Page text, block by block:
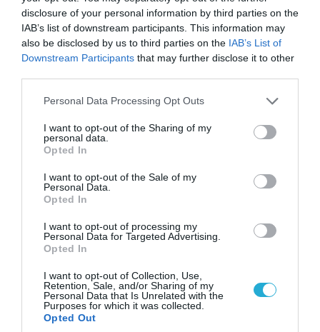
disclosure of your personal information by third parties on the
IAB’s list of downstream participants. This information may
also be disclosed by us to third parties on the IAB’s List of
Downstream Participants that may further disclose it to other
Please note that this website/app uses one or more Google
not limited to your visit or usage behaviour. You may click to
grant or deny consent to Google and its third-party tags to
use your data for below specified purposes in below Google
consent section.
Personal Data Processing Opt Outs
I want to opt-out of the Sharing of my
personal data.
Opted In
I want to opt-out of the Sale of my
Personal Data.
Opted In
I want to opt-out of processing my
Personal Data for Targeted Advertising.
Opted In
I want to opt-out of Collection, Use,
Retention, Sale, and/or Sharing of my
Personal Data that Is Unrelated with the
Purposes for which it was collected.
Opted Out
αντικείμενα από κοινόχρηστους χώρους
«Οι εντελώς αθώοι»: Η ανάρτηση του Αρκά για
τα ζώα που χάθηκαν στις πυρκαγιές της
Αττικής (φωτο)